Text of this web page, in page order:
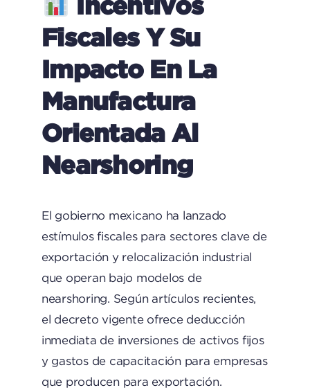
Fiscales Y Su
Impacto En La
Manufactura
Orientada Al
Nearshoring
El gobierno mexicano ha lanzado
estímulos fiscales para sectores clave de
exportación y relocalización industrial
que operan bajo modelos de
nearshoring. Según artículos recientes,
el decreto vigente ofrece deducción
inmediata de inversiones de activos fijos
y gastos de capacitación para empresas
que producen para exportación.